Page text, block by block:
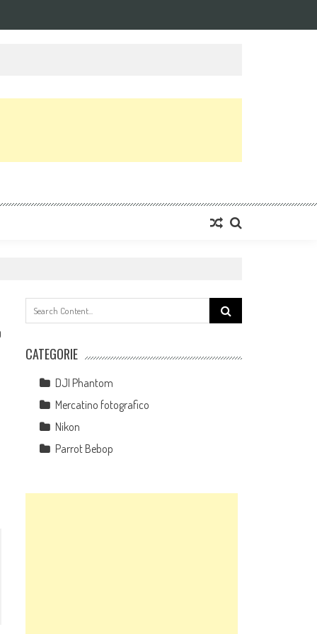
Search
for:
CATEGORIE
DJI Phantom
Mercatino fotografico
Nikon
Parrot Bebop